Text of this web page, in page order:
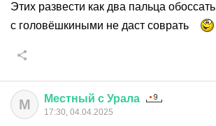
Этих развести как два пальца обоссать
с головёшкиными не даст соврать
М Местный с Урала
17:30, 04.04.2025